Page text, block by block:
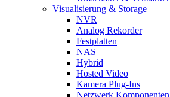
Visualisierung & Storage
NVR
Analog Rekorder
Festplatten
NAS
Hybrid
Hosted Video
Kamera Plug-Ins
Netzwerk Komponenten